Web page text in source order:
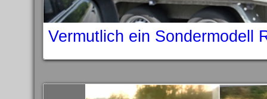
Vermutlich ein Sondermodell